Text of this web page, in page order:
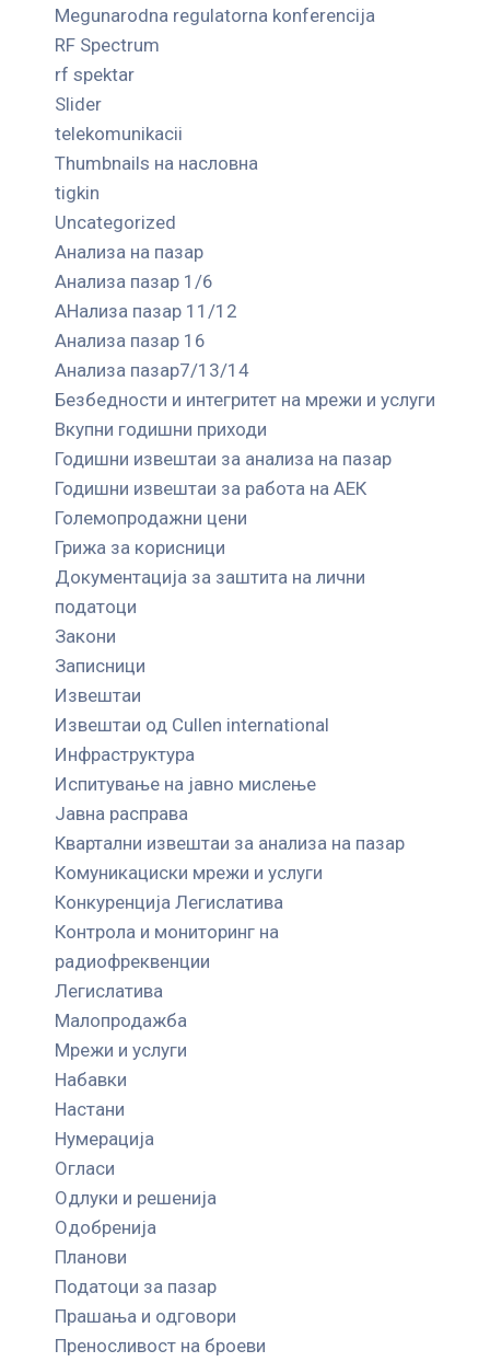
Megunarodna regulatorna konferencija
RF Spectrum
rf spektar
Slider
telekomunikacii
Thumbnails на насловна
tigkin
Uncategorized
Анализа на пазар
Анализа пазар 1/6
АНализа пазар 11/12
Анализа пазар 16
Анализа пазар7/13/14
Безбедности и интегритет на мрежи и услуги
Вкупни годишни приходи
Годишни извештаи за анализа на пазар
Годишни извештаи за работа на АЕК
Големопродажни цени
Грижа за корисници
Документација за заштита на лични
податоци
Закони
Записници
Извештаи
Извештаи од Cullen international
Инфраструктура
Испитување на јавно мислење
Јавна расправа
Квартални извештаи за анализа на пазар
Комуникациски мрежи и услуги
Конкуренција Легислатива
Контрола и мониторинг на
радиофреквенции
Легислатива
Малопродажба
Мрежи и услуги
Набавки
Настани
Нумерација
Огласи
Одлуки и решенија
Одобренија
Планови
Податоци за пазар
Прашања и одговори
Преносливост на броеви